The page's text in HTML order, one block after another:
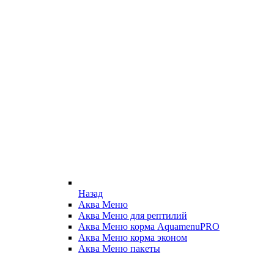
Назад
Аква Меню
Аква Меню для рептилий
Аква Меню корма AquamenuPRO
Аква Меню корма эконом
Аква Меню пакеты